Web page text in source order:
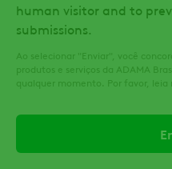
human visitor and to
submissions.
Ao selecionar "Enviar", você
produtos e serviços da ADAMA
qualquer momento. Por favor, leia